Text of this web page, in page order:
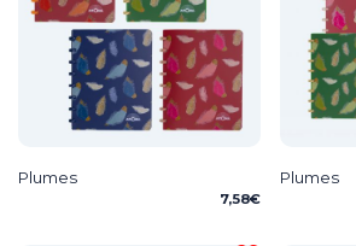
Plumes
7,58€
Plumes